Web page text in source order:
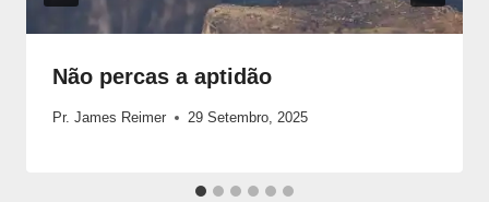
Não percas a aptidão
Pr. James Reimer 29 Setembro, 2025